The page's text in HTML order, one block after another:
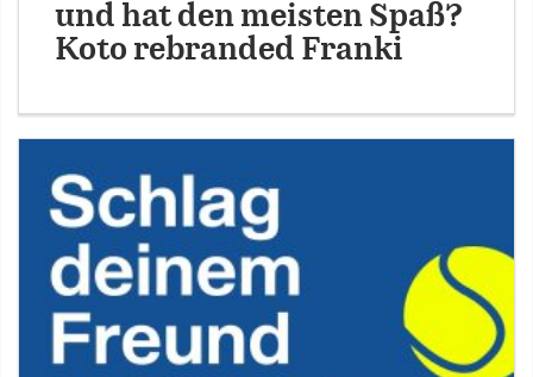
und hat den meisten Spaß?
Koto rebranded Franki